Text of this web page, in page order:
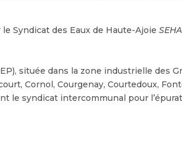
Syndicat des Eaux de Haute-Ajoie SEHA
située dans la zone industrielle des
Cornol, Courgenay, Courtedoux,
le syndicat intercommunal pour